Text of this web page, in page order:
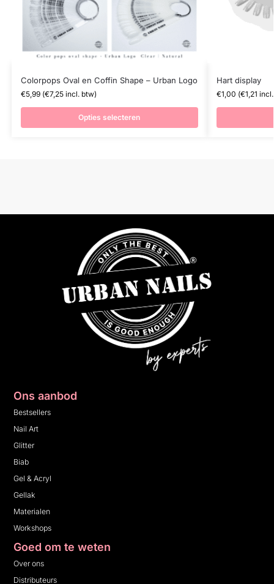
Colorpops Oval en Coffin Shape – Urban Logo
€5,99(€7,25incl. btw)
Opties selecteren
Hart display
€1,00 (€1,21
Ons aanbod
Bestsellers
Nail Art
Glitter
Biab
Gel & Acryl
Gellak
Materialen
Workshops
Goed om te weten
Over ons
Distributeurs